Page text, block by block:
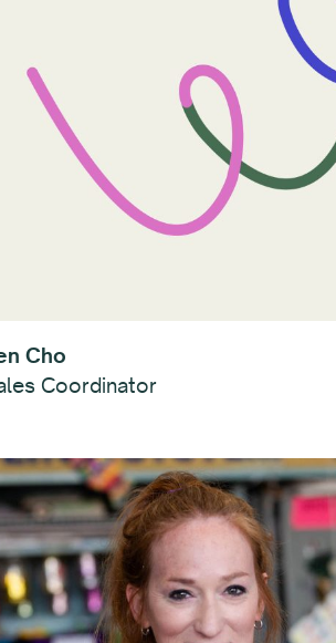
Cho
Coordinator